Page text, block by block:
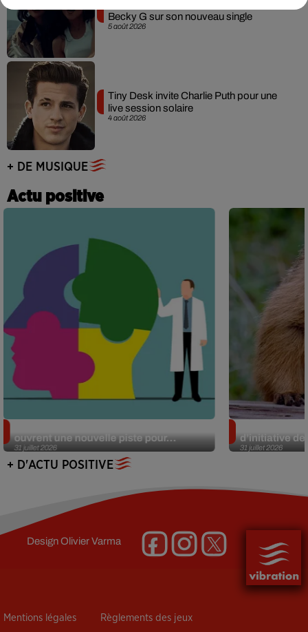
5 août 2026
Becky G sur son nouveau single
4 août 2026
Tiny Desk invite Charlie Puth pour une
live session solaire
+ DE MUSIQUE
Actu positive
31 juillet 2026
ouvrent une nouvelle piste pour...
31 juillet 2026
d’initiative
+ D'ACTU POSITIVE
DesignOlivier Varma
Mentions légales Règlements des jeux